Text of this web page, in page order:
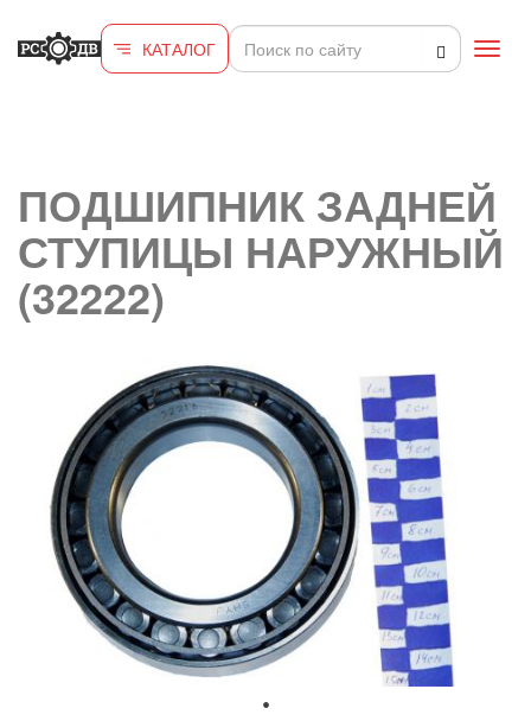
КАТАЛОГ
ПОДШИПНИК ЗАДНЕЙ
СТУПИЦЫ НАРУЖНЫЙ
(32222)